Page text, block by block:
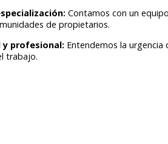
Contamos con un
de propietarios.
y profesional: Entendemos la
trabajo.